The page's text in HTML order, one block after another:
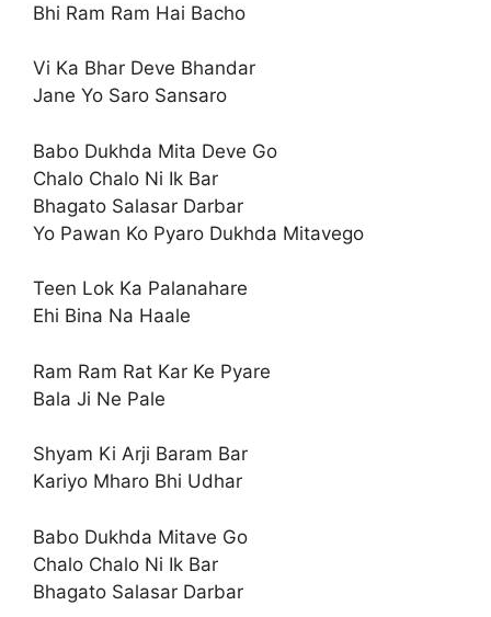
Bhi Ram Ram Hai Bacho
Vi Ka Bhar Deve Bhandar
Jane Yo Saro Sansaro
Babo Dukhda Mita Deve Go
Chalo Chalo Ni Ik Bar
Bhagato Salasar Darbar
Yo Pawan Ko Pyaro Dukhda Mitavego
Teen Lok Ka Palanahare
Ehi Bina Na Haale
Ram Ram Rat Kar Ke Pyare
Bala Ji Ne Pale
Shyam Ki Arji Baram Bar
Kariyo Mharo Bhi Udhar
Babo Dukhda Mitave Go
Chalo Chalo Ni Ik Bar
Bhagato Salasar Darbar